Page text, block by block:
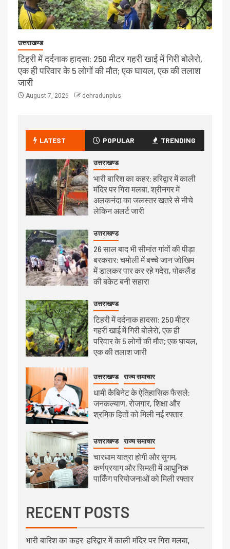
उत्तराखण्ड
टिहरी में दर्दनाक हादसा: 250 मीटर गहरी खाई में गिरी बोलेरो,
एक ही परिवार के 5 लोगों की मौत; एक घायल, एक की तलाश
जारी
August 7, 2026 dehradunplus
LATEST POPULAR TRENDING
उत्तराखण्ड
भारी बारिश का कहर: हरिद्वार में काली
मंदिर पर गिरा मलबा, श्रीनगर में
अलकनंदा का जलस्तर खतरे से नीचे
लेकिन अलर्ट जारी
उत्तराखण्ड
26 साल बाद भी सीमांत गांवों की पीड़ा
बरकरार: चमोली में बच्चे जान जोखिम
में डालकर पार कर रहे गदेरा, पोकलैंड
की बकेट बनी सहारा
उत्तराखण्ड
टिहरी में दर्दनाक हादसा: 250 मीटर
गहरी खाई में गिरी बोलेरो, एक ही
परिवार के 5 लोगों की मौत; एक घायल,
एक की तलाश जारी
उत्तराखण्ड राज्य समाचार
धामी कैबिनेट के ऐतिहासिक फैसले:
जनकल्याण, रोजगार, शिक्षा और
श्रमिक हितों को मिली नई रफ्तार
उत्तराखण्ड राज्य समाचार
चारधाम यात्रा होगी और सुगम,
कर्णप्रयाग और सिमली में आधुनिक
पार्किंग परियोजनाओं को मिली रफ्तार
RECENT POSTS
भारी बारिश का कहर: हरिद्वार में काली मंदिर पर गिरा मलबा,